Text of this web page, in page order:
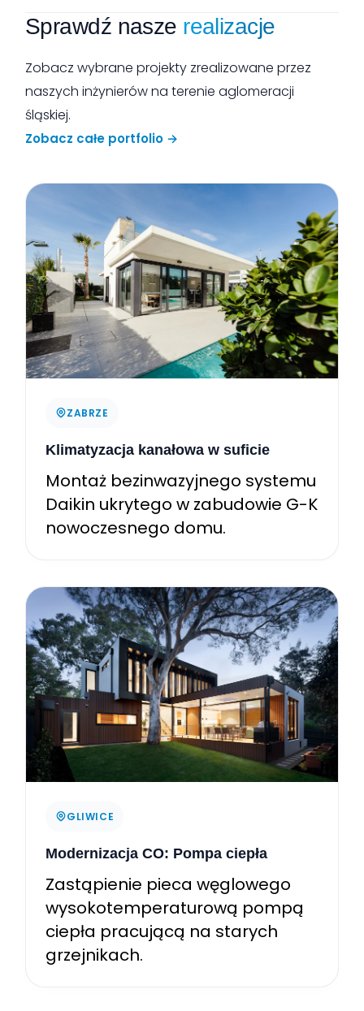
Sprawdź nasze realizacje
Zobacz wybrane projekty zrealizowane przez
naszych inżynierów na terenie aglomeracji
śląskiej.
Zobacz całe portfolio →
ZABRZE
Klimatyzacja kanałowa w suficie
Montaż bezinwazyjnego systemu
Daikin ukrytego w zabudowie G-K
nowoczesnego domu.
GLIWICE
Modernizacja CO: Pompa ciepła
Zastąpienie pieca węglowego
wysokotemperaturową pompą
ciepła pracującą na starych
grzejnikach.